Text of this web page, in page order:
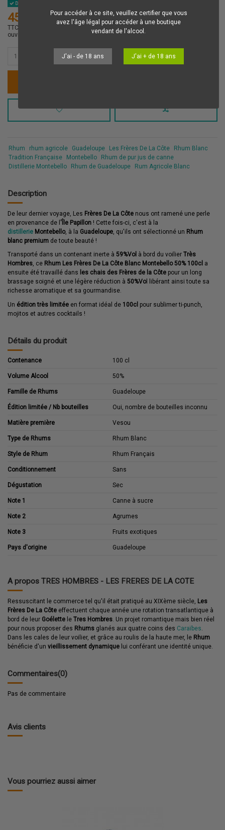
Pour accéder à ce site, veuillez certifier que vous
avez l'âge légal pour accéder à une boutique
vendant de l'alcool.
J'ai - de 18 ans J'ai + de 18 ans
Disponible
45,00 €
TTC
Votre commande est préparée dans la journée et expédiée le jour
ouvré suivant.
Rhum rhum agricole Guadeloupe Les Frères De La Côte
Rhum Blanc
Tradition Française
Montebello
Rhum de pur jus de canne
Distillerie Montebello
Rhum de Guadeloupe Rum Agricole Blanc
Description
De leur dernier voyage, Les Frères De La Côte nous ont ramené une perle
en provenance de l 'Île Papillon ! Cette fois-ci, c'est à la
distillerie Montebello, à la Guadeloupe , qu'ils ont sélectionné un Rhum
blanc premium de toute beauté !
Transporté dans un contenant inerte à 59%Vol à bord du voilier Très
Hombres, ce Rhum Les Frères De La Côte Blanc Montebello 50% 100cl a
ensuite été travaillé dans les chais des Frères de la Côte pour un long
brassage soigné et une légère réduction à 50%Vol libérant ainsi toute sa
richesse aromatique et sa gourmandise.
Un édition très limitée en format idéal de 100cl pour sublimer ti-punch,
mojitos et autres cocktails !
Détails du produit
Contenance 100 cl
Volume Alcool 50%
Famille de Rhums Guadeloupe
Édition limitée / Nb bouteilles Oui, nombre de bouteilles inconnu
Matière première Vesou
Type de Rhums Rhum Blanc
Style de Rhum Rhum Français
Conditionnement Sans
Dégustation Sec
Note 1 Canne à sucre
Note 2 Agrumes
Note 3 Fruits exotiques
Pays d'origine Guadeloupe
A propos TRES HOMBRES - LES FRERES DE LA COTE
Ressuscitant le commerce tel qu'il était pratiqué au XIXème siècle, Les
Frères De La Côte effectuent chaque année une rotation transatlantique à
bord de leur Goélette le Tres Hombres. Un projet romantique mais bien réel
pour nous proposer des Rhums glanés aux quatre coins des Caraïbes.
Dans les cales de leur voilier, et grâce au roulis de la haute mer, le Rhum
bénéficie d'un vieillissement dynamique lui conférant une identité unique.
Commentaires(0)
Pas de commentaire
Avis clients
Vous pourriez aussi aimer